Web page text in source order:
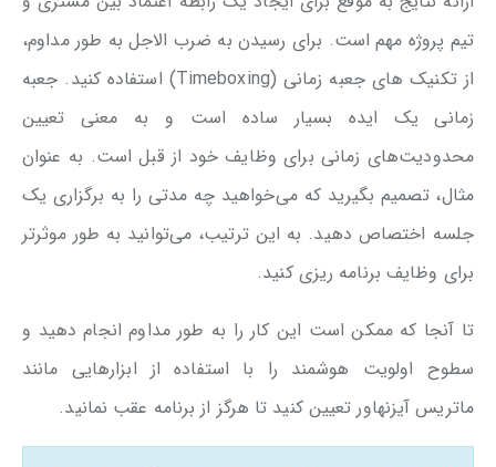
تیم پروژه مهم است. برای رسیدن به ضرب الاجل به طور مداوم،
از تکنیک های جعبه زمانی (Timeboxing) استفاده کنید. جعبه
زمانی یک ایده بسیار ساده است و به معنی تعیین
محدودیت‌های زمانی برای وظایف خود از قبل است. به عنوان
مثال، تصمیم بگیرید که می‌خواهید چه مدتی را به برگزاری یک
جلسه اختصاص دهید. به این ترتیب، می‌توانید به طور موثرتر
برای وظایف برنامه ریزی کنید.
تا آنجا که ممکن است این کار را به طور مداوم انجام دهید و
سطوح اولویت هوشمند را با استفاده از ابزارهایی مانند
ماتریس آیزنهاور تعیین کنید تا هرگز از برنامه عقب نمانید.